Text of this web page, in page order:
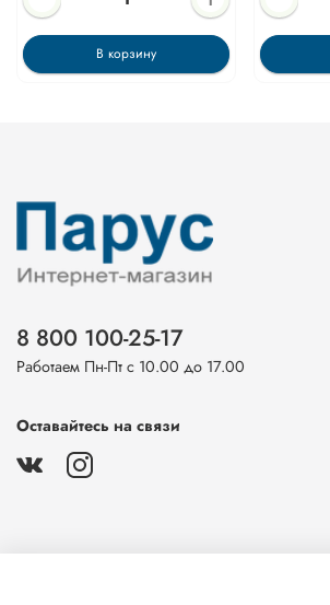
В корзину
8 800 100-25-17
Работаем Пн-Пт с 10.00 до 17.00
Оставайтесь на связи